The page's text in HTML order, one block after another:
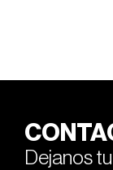
Dejanos